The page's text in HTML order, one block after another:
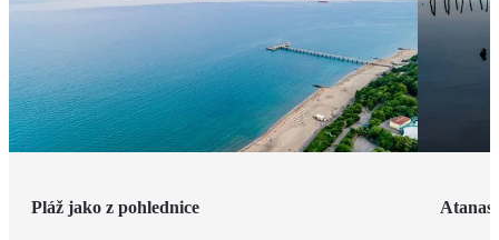
Pláž jako z pohlednice